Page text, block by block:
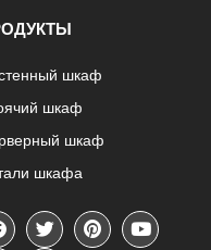
шкаф
шкаф
шкаф
шкафа